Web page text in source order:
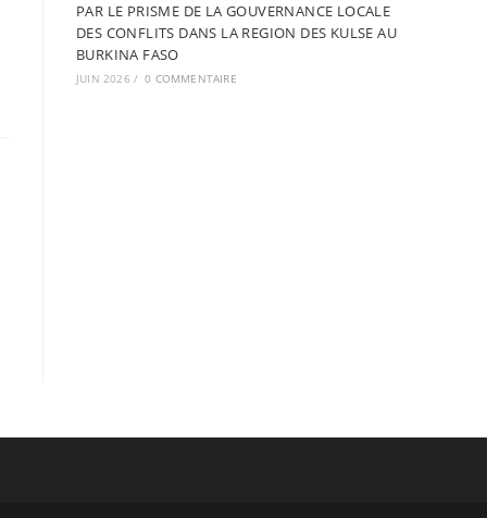
PAR LE PRISME DE LA GOUVERNANCE LOCALE
DES CONFLITS DANS LA REGION DES KULSE AU
BURKINA FASO
JUIN 2026 / 0 COMMENTAIRE